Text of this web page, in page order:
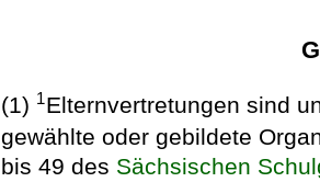
(1) 1Elternvertretungen sind
gewählte oder gebildete
bis 49 des Sächsischen